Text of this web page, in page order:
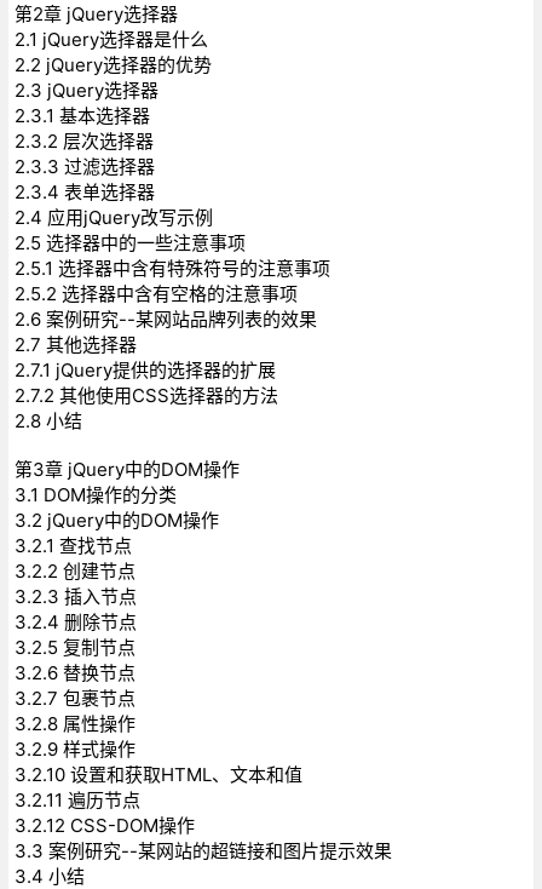
第2章 jQuery选择器
2.1 jQuery选择器是什么
2.2 jQuery选择器的优势
2.3 jQuery选择器
2.3.1 基本选择器
2.3.2 层次选择器
2.3.3 过滤选择器
2.3.4 表单选择器
2.4 应用jQuery改写示例
2.5 选择器中的一些注意事项
2.5.1 选择器中含有特殊符号的注意事项
2.5.2 选择器中含有空格的注意事项
2.6 案例研究--某网站品牌列表的效果
2.7 其他选择器
2.7.1 jQuery提供的选择器的扩展
2.7.2 其他使用CSS选择器的方法
2.8 小结
第3章 jQuery中的DOM操作
3.1 DOM操作的分类
3.2 jQuery中的DOM操作
3.2.1 查找节点
3.2.2 创建节点
3.2.3 插入节点
3.2.4 删除节点
3.2.5 复制节点
3.2.6 替换节点
3.2.7 包裹节点
3.2.8 属性操作
3.2.9 样式操作
3.2.10 设置和获取HTML、文本和值
3.2.11 遍历节点
3.2.12 CSS-DOM操作
3.3 案例研究--某网站的超链接和图片提示效果
3.4 小结